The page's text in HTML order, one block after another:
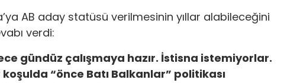
AB aday statüsü verilmesinin yıllar alabileceğini
verdi:
gündüz çalışmaya hazır. İstisna istemiyorlar.
“önce Batı Balkanlar” politikası